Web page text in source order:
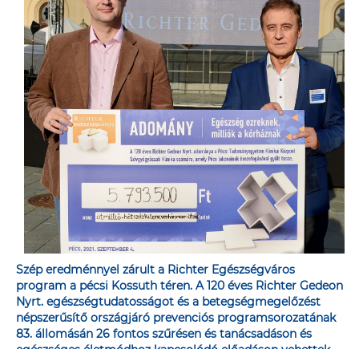
Szép eredménnyel zárult a Richter Egészségváros
program a pécsi Kossuth téren. A 120 éves Richter Gedeon
Nyrt. egészségtudatosságot és a betegségmegelőzést
népszerűsítő országjáró prevenciós programsorozatának
83. állomásán 26 fontos szűrésen és tanácsadáson és